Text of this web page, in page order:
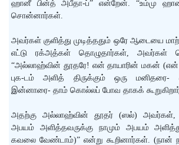
ஹானீ பின்த் அபீதா-ப்” என்றேன். “உம்மு
சொன்னார்கள்.
அவர்கள் குளித்து முடித்ததும் ஒரே ஆடையை
எட்டு ரக்அத்கள் தொழுதார்கள், அவர்கள்
“அல்லாஹ்வின் தூதரே! என் தாயாரின் மகன்
புக-டம் அளித் திருக்கும் ஒரு
இன்னாரை- தாம் கொல்லப் போவ தாகக்
அதற்கு அல்லாஹ்வின் தூதர் (ஸல்) அவர்கள்,
அபயம் அளித்தவருக்கு நாமும் அபயம்
கவலை வேண்டாம்)” என்று கூறினார்கள். (நான்